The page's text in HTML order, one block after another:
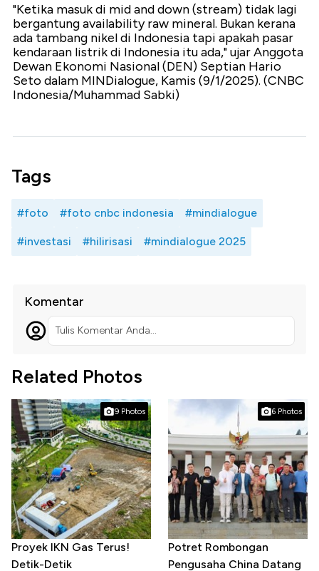
"Ketika masuk di mid and down (stream) tidak lagi
bergantung availability raw mineral. Bukan kerana
ada tambang nikel di Indonesia tapi apakah pasar
kendaraan listrik di Indonesia itu ada," ujar Anggota
Dewan Ekonomi Nasional (DEN) Septian Hario
Seto dalam MINDialogue, Kamis (9/1/2025). (CNBC
Indonesia/Muhammad Sabki)
Tags
#foto #foto cnbc indonesia #mindialogue
#investasi #hilirisasi #mindialogue 2025
Komentar
Tulis Komentar Anda...
Related Photos
9 Photos
Proyek IKN Gas Terus!
Detik-Detik
6 Photos
Potret Rombongan
Pengusaha China Datang